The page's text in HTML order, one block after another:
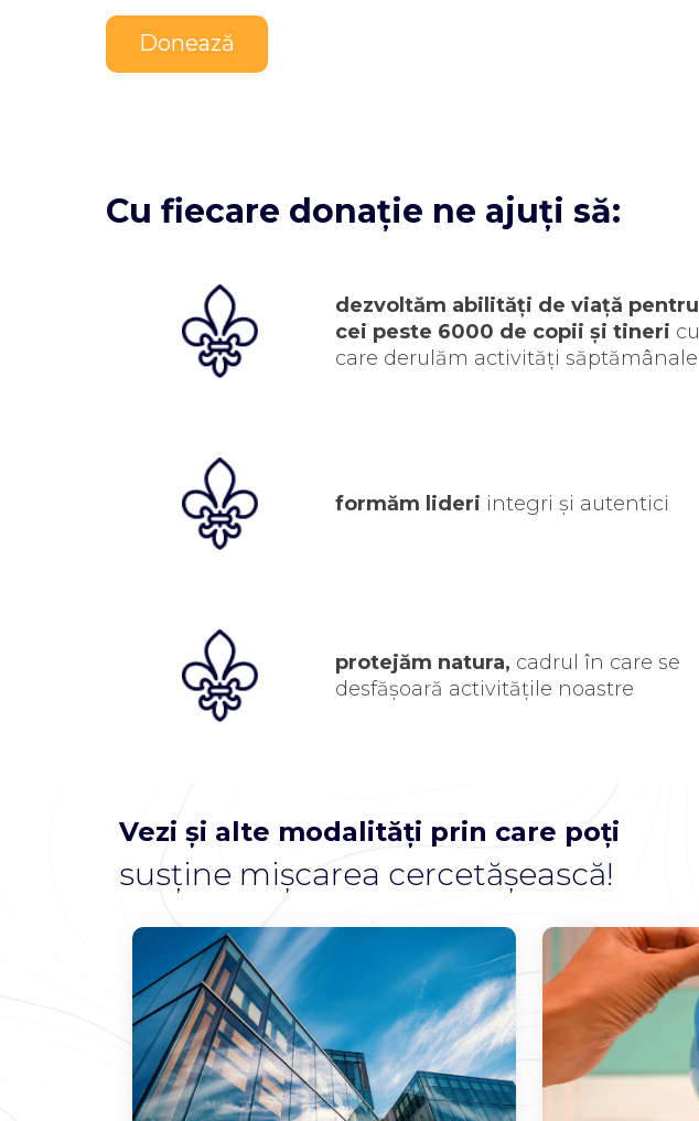
Donează
Cu fiecare donație ne ajuți să:
dezvoltăm abilități de viață pentru
cei peste 6000 de copii și tineri cu
care derulăm activități săptămânale
formăm lideri integri și autentici
protejăm natura, cadrul în care se
desfășoară activitățile noastre
Vezi și alte modalități prin care poți
susține mișcarea cercetășească!